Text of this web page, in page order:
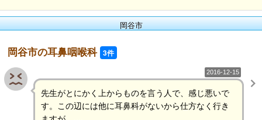
岡谷市
岡谷市の耳鼻咽喉科 3件
2016-12-15
先生がとにかく上からものを言う人で、感じ悪いで
す。この辺には他に耳鼻科がないから仕方なく行き